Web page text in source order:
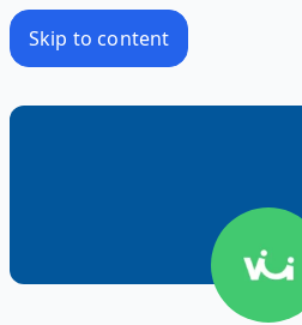
Skip to content